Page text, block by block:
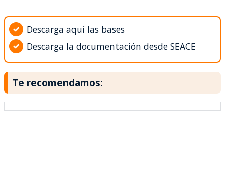
Descarga aquí las bases
Descarga la documentación desde SEACE
Te recomendamos: